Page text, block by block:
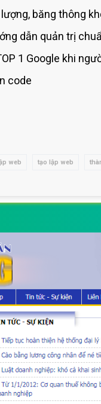
băng thông
dẫn quản trị
1 Google khi
code
web tạo lập web